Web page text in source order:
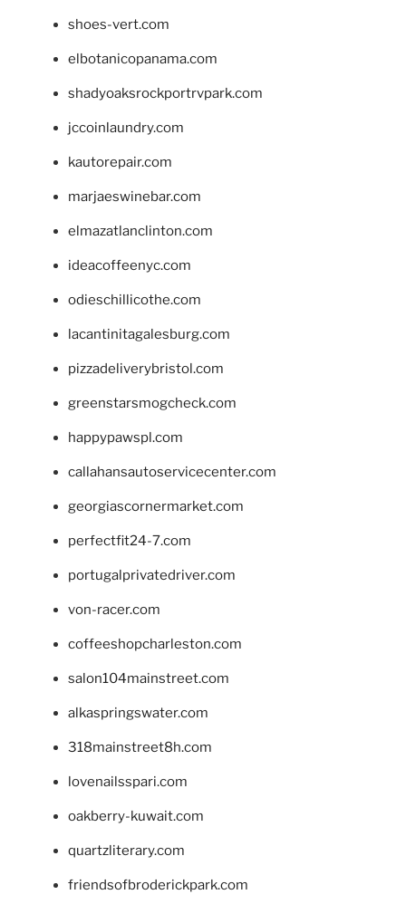
shoes-vert.com
elbotanicopanama.com
shadyoaksrockportrvpark.com
jccoinlaundry.com
kautorepair.com
marjaeswinebar.com
elmazatlanclinton.com
ideacoffeenyc.com
odieschillicothe.com
lacantinitagalesburg.com
pizzadeliverybristol.com
greenstarsmogcheck.com
happypawspl.com
callahansautoservicecenter.com
georgiascornermarket.com
perfectfit24-7.com
portugalprivatedriver.com
von-racer.com
coffeeshopcharleston.com
salon104mainstreet.com
alkaspringswater.com
318mainstreet8h.com
lovenailsspari.com
oakberry-kuwait.com
quartzliterary.com
friendsofbroderickpark.com